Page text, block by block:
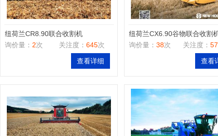
纽荷兰CR8.90联合收割机
询价量： 2次 关注度： 645次
查看详细
纽荷兰CX6.90谷物联合收割
询价量： 38次 关注度：
查看